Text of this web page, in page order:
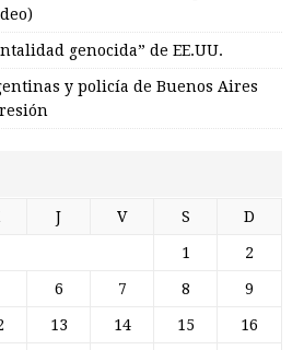
genocida” de EE.UU.
y policía de Buenos Aires
J V S D
1 2
6 7 8 9
13 14 15 16